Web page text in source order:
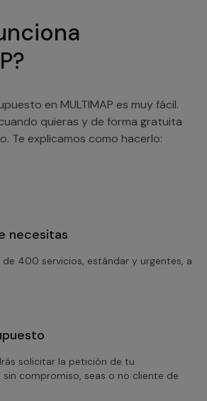
en MULTIMAP es muy fácil.
quieras y de forma gratuita
Te explicamos como hacerlo:
necesitas
400 servicios, estándar y urgentes, a
solicitar la petición de tu
compromiso, seas o no cliente de